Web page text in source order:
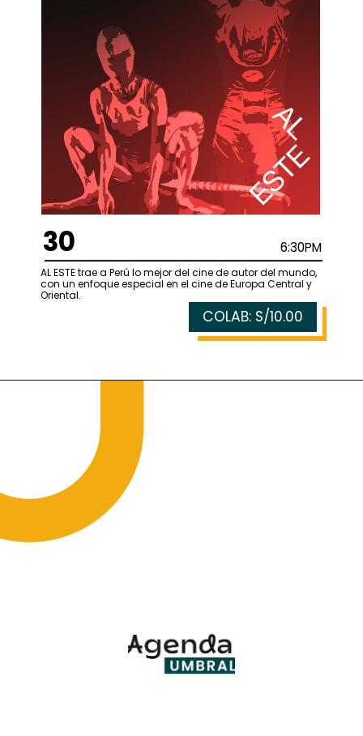
30 6:30PM
AL ESTE trae a Perú lo mejor del cine de autor del mundo,
con un enfoque especial en el cine de Europa Central y
Oriental.
COLAB: S/10.00